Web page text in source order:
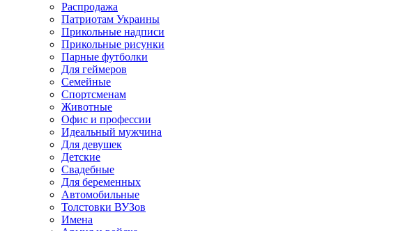
Распродажа
Патриотам Украины
Прикольные надписи
Прикольные рисунки
Парные футболки
Для геймеров
Семейные
Спортсменам
Животные
Офис и профессии
Идеальный мужчина
Для девушек
Детские
Свадебные
Для беременных
Автомобильные
Толстовки ВУЗов
Имена